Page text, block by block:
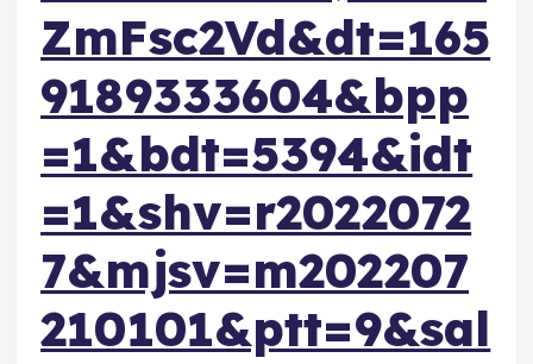
ZmFsc2Vd&dt=165
9189333604&bpp
=1&bdt=5394&idt
=1&shv=r2022072
7&mjsv=m202207
210101&ptt=9&sal